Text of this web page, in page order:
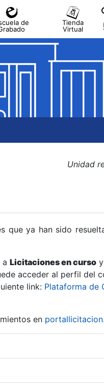
de
Tienda
Virtual
Unidad
ya han sido
a Licitaciones en curso y
acceder al perfil del
link: Plataforma de
en